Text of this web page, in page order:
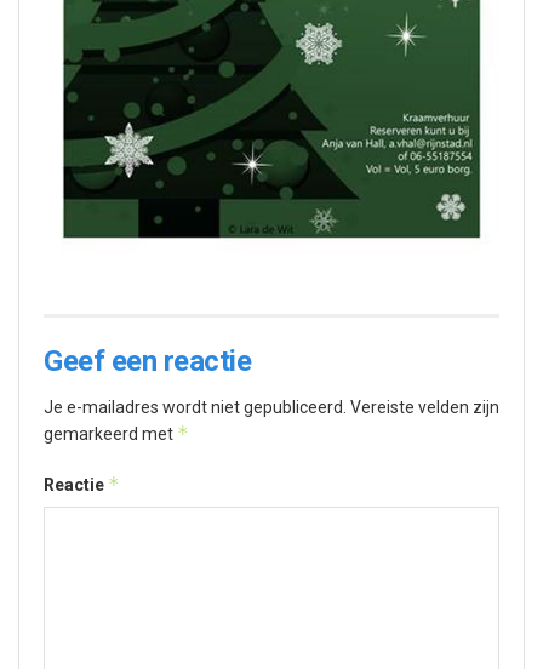
Geef een reactie
Je e-mailadres wordt niet gepubliceerd. Vereiste velden zijn
gemarkeerd met *
Reactie *